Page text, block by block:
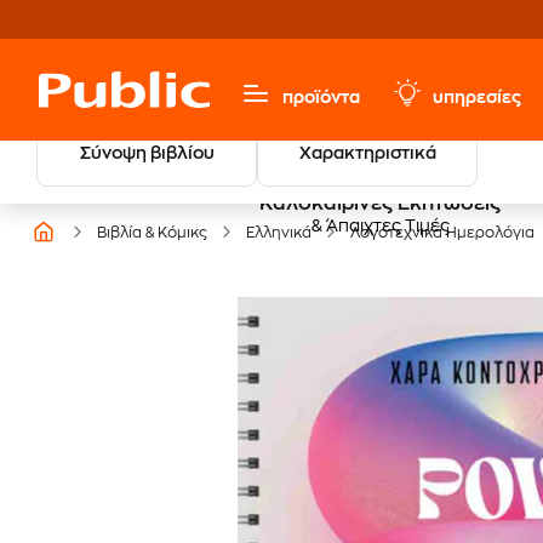
προϊόντα υπηρεσίες
Σύνοψη βιβλίου Χαρακτηριστικά
Καλοκαιρινές Εκπτώσεις
& Άπαιχτες Τιμές
Βιβλία & Κόμικς Ελληνικά Λογοτεχνικά Ημερολόγια